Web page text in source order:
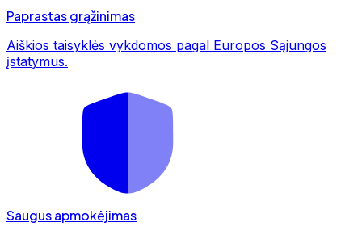
Paprastas grąžinimas
Aiškios taisyklės vykdomos pagal Europos Sąjungos
įstatymus.
Saugus apmokėjimas